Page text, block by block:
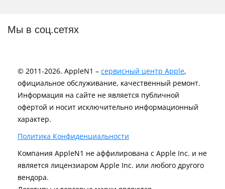
Мы в соц.сетях
© 2011-2026. AppleN1 – сервисный центр Apple,
официальное обслуживание, качественный ремонт.
Информация на сайте не является публичной
офертой и носит исключительно информационный
характер.
Политика Конфиденциальности
Компания AppleN1 не аффилирована c Apple Inc. и не
является лицензиаром Apple Inc. или любого другого
вендора.